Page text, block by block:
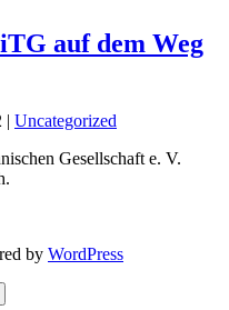
auf dem Weg
| Uncategorized
Gesellschaft e. V.
by WordPress